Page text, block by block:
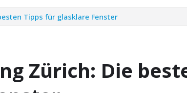
Tipps für glasklare Fenster
Zürich: Die